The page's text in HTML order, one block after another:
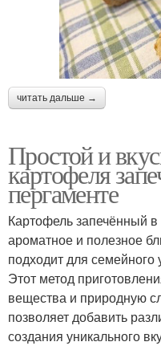
читать дальше →
Простой и
картофеля
пергаменте
Картофель запечённый
ароматное и полезное
подходит для семейного
Этот метод
вещества и природную
позволяет добавить
создания уникального